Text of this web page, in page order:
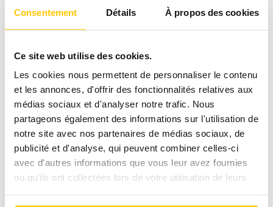
Consentement Détails À propos des cookies
Ce site web utilise des cookies.
Les cookies nous permettent de personnaliser le contenu
et les annonces, d'offrir des fonctionnalités relatives aux
médias sociaux et d'analyser notre trafic. Nous
partageons également des informations sur l'utilisation de
notre site avec nos partenaires de médias sociaux, de
publicité et d'analyse, qui peuvent combiner celles-ci
avec d'autres informations que vous leur avez fournies
ou qu'ils ont collectées lors de votre utilisation de leurs